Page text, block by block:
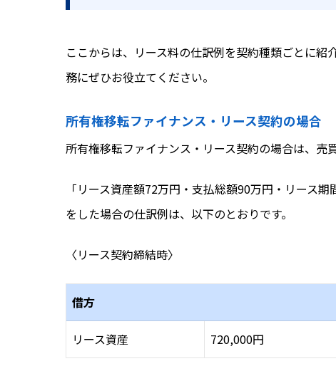
ここからは、リース料の仕訳例を契約種類ごとに
務にぜひお役立てください。
所有権移転ファイナンス・リース契約の場合
所有権移転ファイナンス・リース契約の場合は、売
「リース資産額72万円・支払総額90万円・リース
をした場合の仕訳例は、以下のとおりです。
〈リース契約締結時〉
借方
リース資産 720,000円